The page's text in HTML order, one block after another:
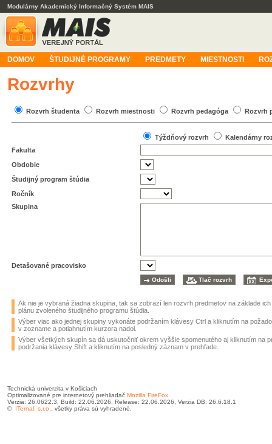
Modulárny Akademický Informačný Systém MAIS
DOMOV ŠTUDIJNÉ PROGRAMY PREDMETY MIESTNOSTI
Rozvrhy
Rozvrh študenta Rozvrh miestnosti Rozvrh pedagóga Rozvrh
Týždňový rozvrh
Kalendárny
Fakulta
Obdobie
Študijný program štúdia
Ročník
Skupina
Detašované pracovisko
Ak nie je vybraná žiadna skupina, tak sa zobrazí len rozvrh predmetov na základe
plánu zvoleného študijného programu štúdia.
Výber viac ako jednej skupiny vykonáte podržaním klávesy Ctrl a kliknutím na
v zozname a potiahnutím kurzora nadol.
Výber všetkých skupín sa dá uskutočniť okrem vyššie spomenutého aj kliknutím na
podržania klávesy Shift a kliknutím na posledný záznam v prehľade.
Technická univerzita v Košiciach
Optimalizované pre internetový prehliadač Mozilla FireFox
Verzia: 26.0622.3, Build: 22.06.2026, Release: 22.06.2026, Verzia DB: 26.6.18.1
© ITernal, s.r.o. , všetky práva sú vyhradené.